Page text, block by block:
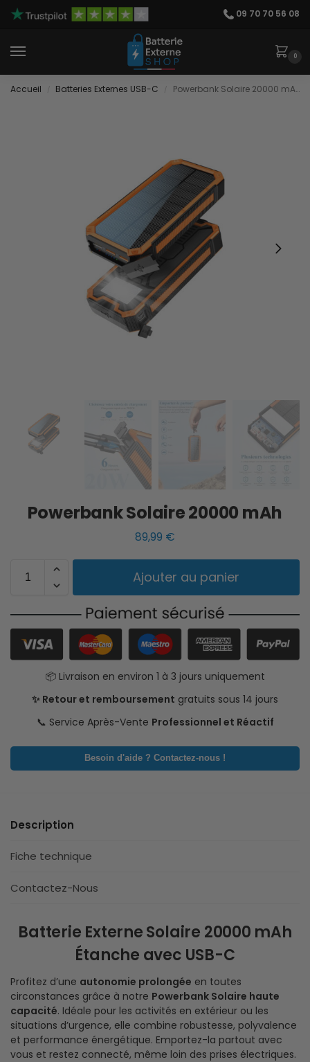
09 70 70 56 08
0
Accueil Batteries Externes USB-C Powerbank Solaire 20000 mAh
Powerbank Solaire 20000 mAh
89,99 €
Ajouter au panier
📦 Livraison en environ 1 à 3 jours uniquement
✨ Retour et remboursement gratuits sous 14 jours
📞 Service Après-Vente Professionnel et Réactif
Besoin d'aide ? Contactez-nous !
Description
Fiche technique
Contactez-Nous
Batterie Externe Solaire 20000 mAh
Étanche avec USB-C
Profitez d’une autonomie prolongée en toutes
circonstances grâce à notre Powerbank Solaire haute
capacité. Idéale pour les activités en extérieur ou les
situations d’urgence, elle combine robustesse, polyvalence
et performance énergétique. Emportez-la partout avec
vous et restez connecté, même loin des prises électriques.